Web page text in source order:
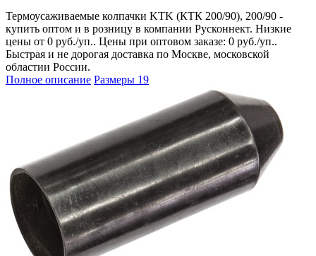
Термоусаживаемые колпачки KTK (КТК 200/90), 200/90 -
купить оптом и в розницу в компании Русконнект. Низкие
цены от 0 руб./уп.. Цены при оптовом заказе: 0 руб./уп..
Быстрая и не дорогая доставка по Москве, московской
областии России.
Полное описание Размеры 19